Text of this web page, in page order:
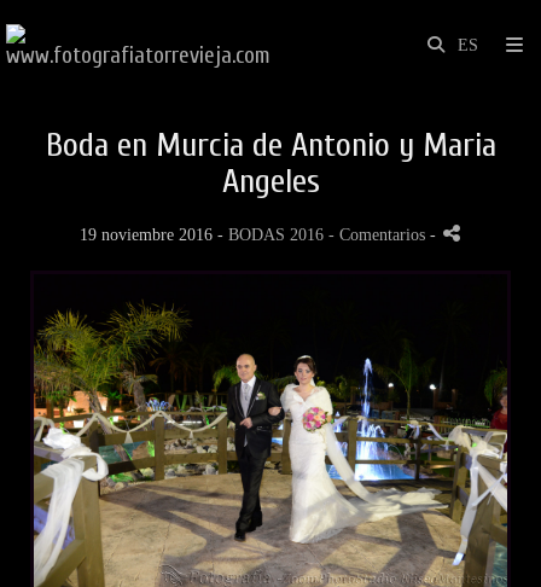
Boda en Murcia de Antonio y Maria
Angeles
19 noviembre 2016 - BODAS 2016 - Comentarios -